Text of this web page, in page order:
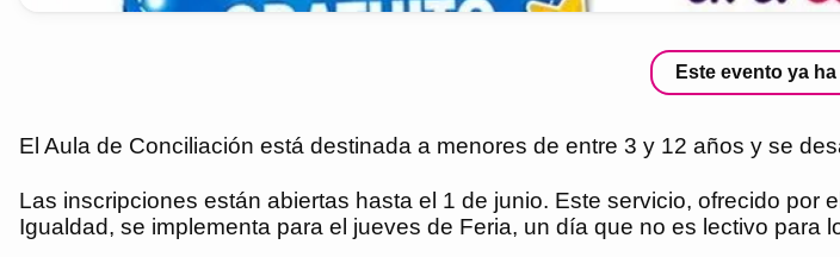
Este evento ya
El Aula de Conciliación está destinada a menores de entre 3 y 12 años y se
Las inscripciones están abiertas hasta el 1 de junio. Este servicio, ofrecido
Igualdad, se implementa para el jueves de Feria, un día que no es lectivo para